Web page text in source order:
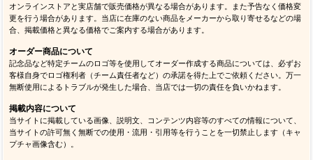
オンラインストアと実店舗で販売価格が異なる場合があります。また予告なく価格変
更を行う場合があります。当店に在庫のない商品をメーカーから取り寄せるなどの場
合、掲載価格と異なる価格でご案内する場合があります。
オーダー商品について
記念品など特定チームのロゴ等を使用してオーダー作成する商品については、必ずお
客様自身でロゴ権利者（チーム責任者など）の承諾を得た上でご依頼ください。万一
無断使用によるトラブルが発生した場合、当店では一切の責任を負いかねます。
掲載内容について
当サイトに掲載している画像、説明文、コンテンツ内容等のすべての情報について、
当サイトの許可無く無断での使用・流用・引用等を行うことを一切禁止します（キャ
プチャ画像含む）。